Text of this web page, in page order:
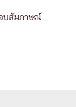
บสัมภาษณ์